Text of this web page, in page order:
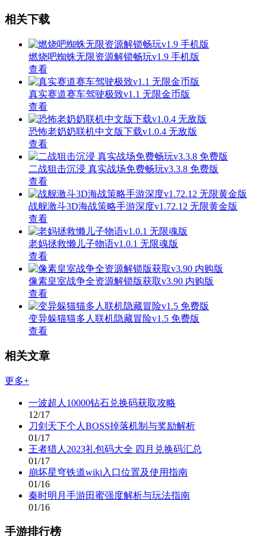
相关下载
燃烧吧蜘蛛无限资源解锁畅玩v1.9 手机版
查看
真实赛道赛车驾驶极致v1.1 无限金币版
查看
恐怖老奶奶联机中文版下载v1.0.4 无敌版
查看
二战狙击沉浸 真实战场免费畅玩v3.3.8 免费版
查看
战舰激斗3D海战策略手游深度v1.72.12 无限黄金版
查看
老妈拯救懒儿子物语v1.0.1 无限魂版
查看
像素皇室战争全资源解锁版获取v3.90 内购版
查看
变异躲猫猫多人联机隐藏冒险v1.5 免费版
查看
相关文章
更多+
一波超人10000钻石兑换码获取攻略
12/17
刀剑天下个人BOSS掉落机制与奖励解析
01/17
王者猎人2023礼包码大全 四月兑换码汇总
01/17
崩坏星穹铁道wiki入口位置及使用指南
01/16
秦时明月手游田蜜强度解析与玩法指南
01/16
手游排行榜